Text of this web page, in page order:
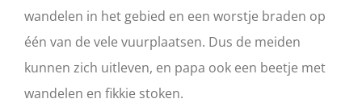
wandelen in het gebied en een worstje braden op
één van de vele vuurplaatsen. Dus de meiden
kunnen zich uitleven, en papa ook een beetje met
wandelen en fikkie stoken.